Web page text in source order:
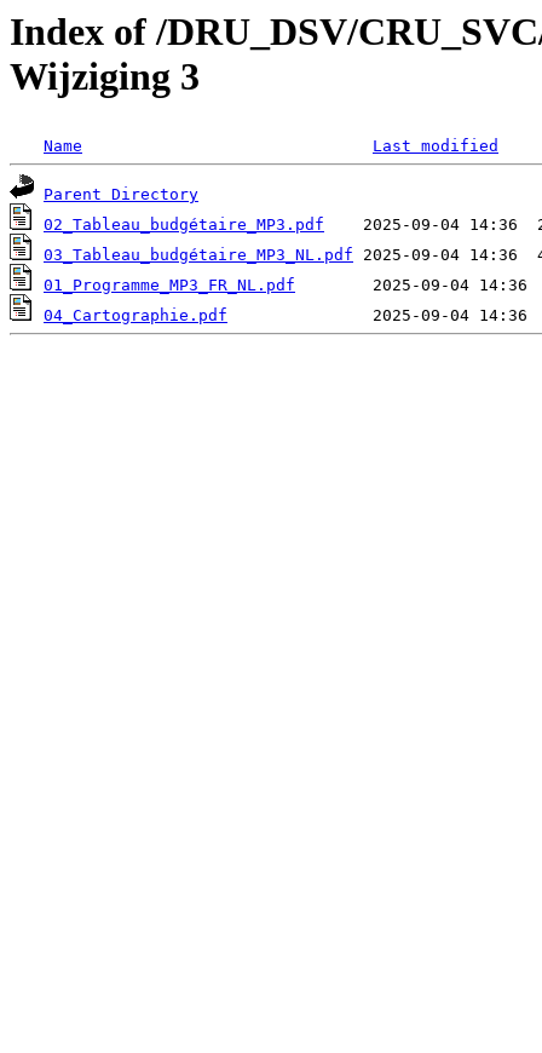
Index of /DRU_DSV/
Wijziging 3
Name Last modified
Parent Directory
02_Tableau_budgétaire_MP3.pdf
03_Tableau_budgétaire_MP3_NL.pdf
01_Programme_MP3_FR_NL.pdf
04_Cartographie.pdf